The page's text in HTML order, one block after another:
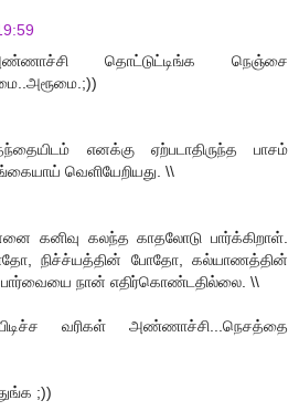
தொட்டுட்டிங்க நெஞ்சை
எனக்கு ஏற்படாதிருந்த பாசம்
வெளியேறியது. \\
கனிவு கலந்த காதலோடு பார்க்கிறாள்.
நிச்ச்யத்தின் போதோ, கல்யாணத்தின்
நான் எதிர்கொண்டதில்லை. \\
வரிகள் அண்ணாச்சி...நெசத்தை
;))